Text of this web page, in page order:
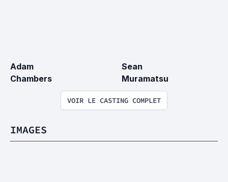
Adam
Chambers
Sean
Muramatsu
VOIR LE CASTING COMPLET
IMAGES